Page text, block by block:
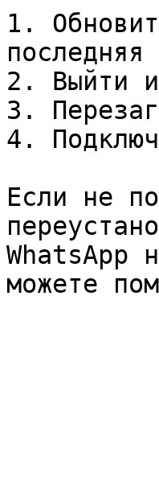
1.
2. Выйти
3.
4.
Если не
WhatsApp